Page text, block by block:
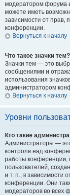
модератором форума
можете иметь
зависимости от прав,
конференции.
Вернуться к началу
Что такое значки тем?
Значки тем — это
сообщениями и
использования
администратором
Вернуться к началу
Уровни
Кто такие
Администраторы —
контроля над
работы конференции,
пользователей,
и т. п., в зависимости
конференции. Они
модераторов во всех